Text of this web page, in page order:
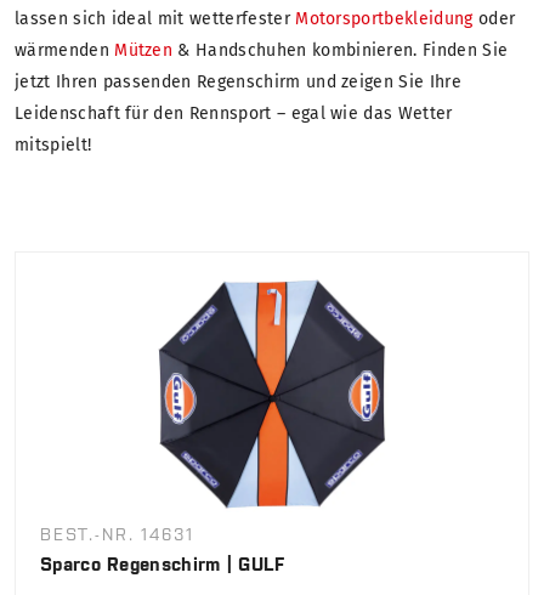
lassen sich ideal mit wetterfester Motorsportbekleidungoder
wärmenden Mützen & Handschuhen kombinieren. Finden Sie
jetzt Ihren passenden Regenschirm und zeigen Sie Ihre
Leidenschaft für den Rennsport – egal wie das Wetter
mitspielt!
BEST.-NR. 14631
Sparco Regenschirm | GULF